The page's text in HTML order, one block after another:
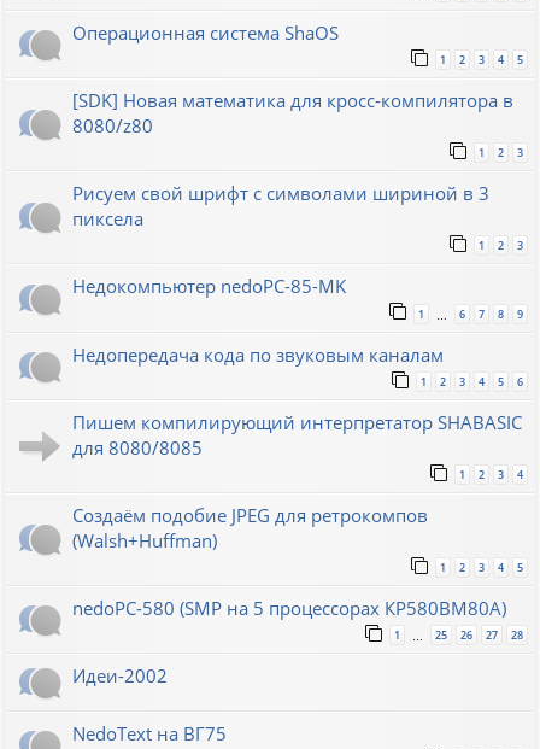
Операционная система ShaOS
1 2 3 4 5
[SDK] Новая математика для кросс-компилятора в
8080/z80
1 2 3
Рисуем свой шрифт с символами шириной в 3
пиксела
1 2 3
Недокомпьютер nedoPC-85-MK
1 6 7 8 9
Недопередача кода по звуковым каналам
1 2 3 4 5 6
Пишем компилирующий интерпретатор SHABASIC
для 8080/8085
1 2 3 4
Создаём подобие JPEG для ретрокомпов
(Walsh+Huffman)
1 2 3 4 5
nedoPC-580 (SMP на 5 процессорах КР580ВМ80А)
1 25 26 27 28
Идеи-2002
NedoText на ВГ75